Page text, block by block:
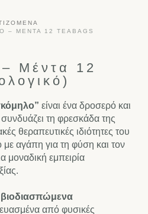
– ΜΈΝΤΑ 12 TEABAGS
Μέντα 12
είναι ένα δροσερό και
τη φρεσκάδα της
θεραπευτικές ιδιότητες του
αγάπη για τη φύση και τον
μοναδική εμπειρία
βιοδιασπώμενα
από φυσικές